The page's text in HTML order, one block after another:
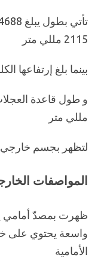
2115 مللي متر
بينما بلغ إرتفاعها الكلي
مللي متر
لتظهر بجسم
المواصفات
ظهرت بمصدّ أمامي
واسعة يحتوي على
الأمامية